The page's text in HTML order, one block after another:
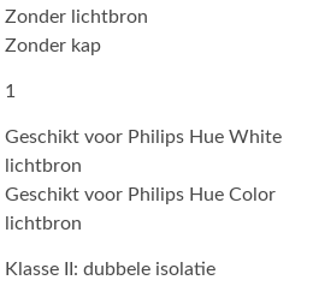
Zonder lichtbron
Zonder kap
1
Geschikt voor Philips Hue White
lichtbron
Geschikt voor Philips Hue Color
lichtbron
Klasse II: dubbele isolatie